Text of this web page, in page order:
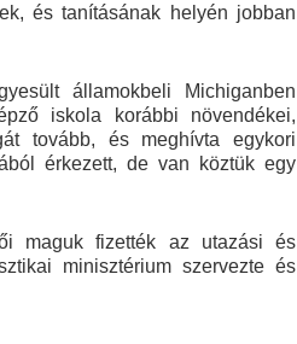
és tanításának helyén jobban
államokbeli Michiganben
iskola korábbi növendékei,
tovább, és meghívta egykori
érkezett, de van köztük egy
maguk fizették az utazási és
minisztérium szervezte és